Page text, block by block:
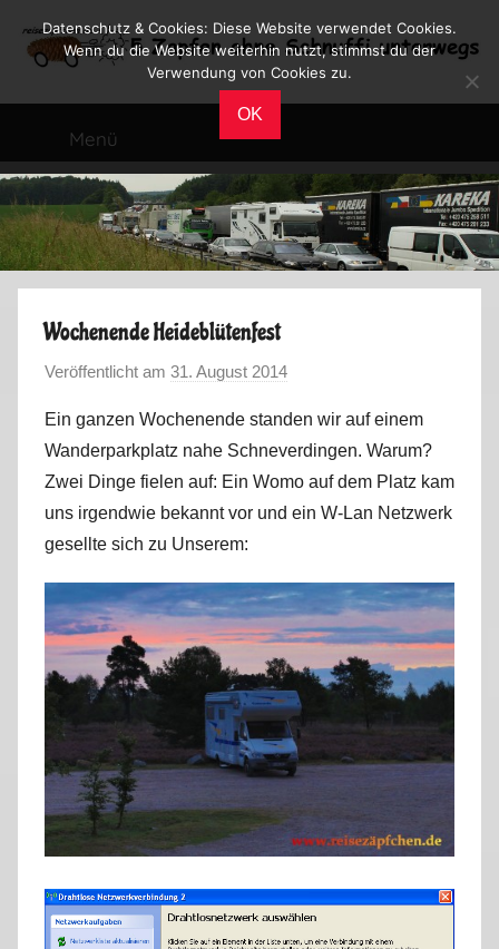
Inhalt
Reiseblog
im
Wohnmobil
Menü
Wochenende Heideblütenfest
Veröffentlicht am 31. August 2014
n
M
a
r
s
Ein ganzen Wochenende standen wir auf einem
Wanderparkplatz nahe Schneverdingen. Warum?
Zwei Dinge fielen auf: Ein Womo auf dem Platz kam
uns irgendwie bekannt vor und ein W-Lan Netzwerk
gesellte sich zu Unserem:
Datenschutz & Cookies: Diese Website verwendet Cookies.
Wenn du die Website weiterhin nutzt, stimmst du der
Verwendung von Cookies zu.
OK